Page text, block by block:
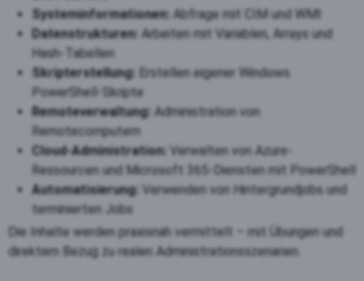
Systeminformationen: Abfrage mit CIM und WMI
Datenstrukturen: Arbeiten mit Variablen, Arrays und
Hash-Tabellen
Skripterstellung: Erstellen eigener Windows
PowerShell-Skripte
Remoteverwaltung: Administration von
Remotecomputern
Cloud-Administration: Verwalten von Azure-
Ressourcen und Microsoft 365-Diensten mit PowerShell
Automatisierung: Verwenden von Hintergrundjobs und
terminierten Jobs
Die Inhalte werden praxisnah vermittelt – mit Übungen und
direktem Bezug zu realen Administrationsszenarien.